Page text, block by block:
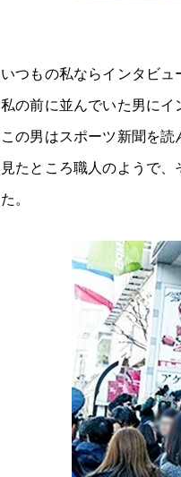
いつもの私ならインタビュ
私の前に並んでいた男にイ
この男はスポーツ新聞を読
見たところ職人のようで
た。